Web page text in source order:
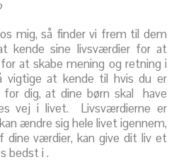
mig, så finder vi frem til dem
kende sine livsværdier for at
at skabe mening og retning i
vigtige at kende til hvis du er
dig, at dine børn skal have
vej i livet. Livsværdierne er
ændre sig hele livet igennem,
værdier, kan give dit liv et
bedst i .